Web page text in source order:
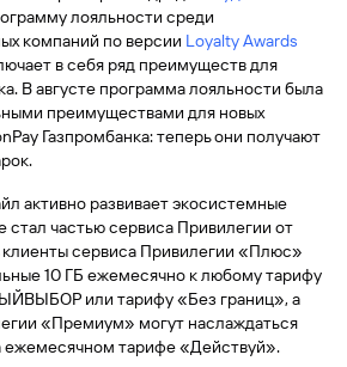
лояльности среди
компаний по версии Loyalty Awards
в себя ряд преимуществ для
В августе программа лояльности была
преимуществами для новых
Газпромбанка: теперь они получают
активно развивает экосистемные
стал частью сервиса Привилегии от
клиенты сервиса Привилегии «Плюс»
10 ГБ ежемесячно к любому тарифу
или тарифу «Без границ», а
«Премиум» могут наслаждаться
ежемесячном тарифе «Действуй».